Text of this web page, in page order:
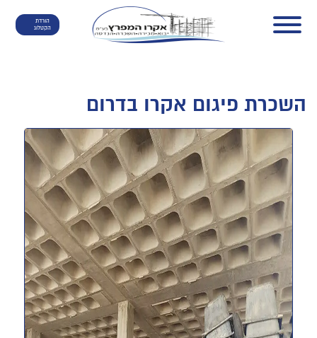
הורדת
הקטלוג
השכרת פיגום אקרו בדרום